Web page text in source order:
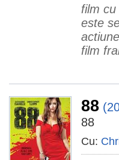
film
este
film
88
88
Cu: